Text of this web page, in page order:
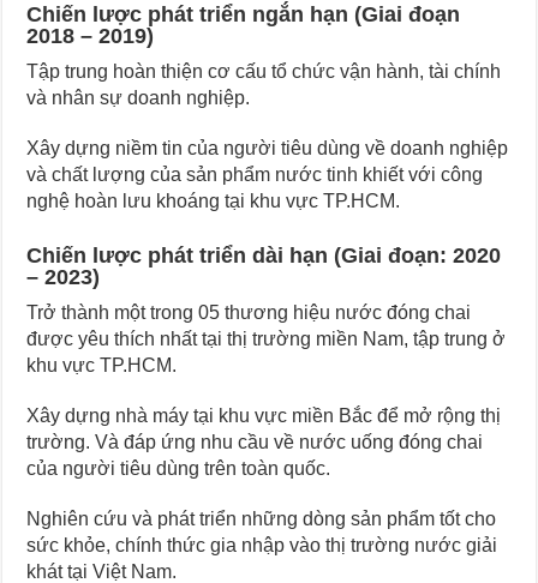
Chiến lược phát triển ngắn hạn (Giai đoạn
2018 – 2019)
Tập trung hoàn thiện cơ cấu tổ chức vận hành, tài chính
và nhân sự doanh nghiệp.
Xây dựng niềm tin của người tiêu dùng về doanh nghiệp
và chất lượng của sản phẩm nước tinh khiết với công
nghệ hoàn lưu khoáng tại khu vực TP.HCM.
Chiến lược phát triển dài hạn (Giai đoạn: 2020
– 2023)
Trở thành một trong 05 thương hiệu nước đóng chai
được yêu thích nhất tại thị trường miền Nam, tập trung ở
khu vực TP.HCM.
Xây dựng nhà máy tại khu vực miền Bắc để mở rộng thị
trường. Và đáp ứng nhu cầu về nước uống đóng chai
của người tiêu dùng trên toàn quốc.
Nghiên cứu và phát triển những dòng sản phẩm tốt cho
sức khỏe, chính thức gia nhập vào thị trường nước giải
khát tại Việt Nam.